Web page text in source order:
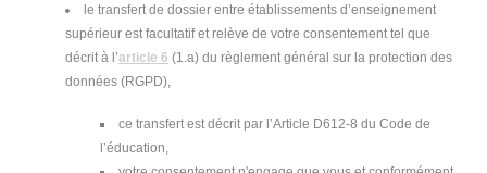
le transfert de dossier entre établissements d’enseignement
supérieur est facultatif et relève de votre consentement tel que
décrit à l’article 6 (1.a) du règlement général sur la protection des
données (RGPD),
ce transfert est décrit par l’Article D612-8 du Code de
l’éducation,